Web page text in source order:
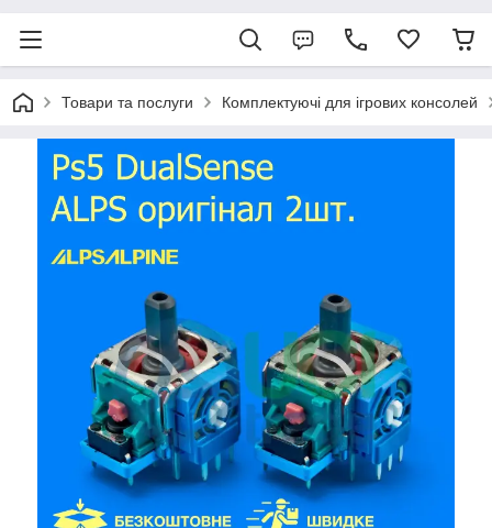
Товари та послуги Комплектуючі для ігрових консолей